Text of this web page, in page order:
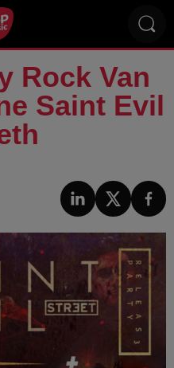
Rock Van
Saint Evil